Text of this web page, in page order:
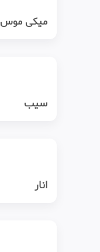
میکی موس
سیب
انار